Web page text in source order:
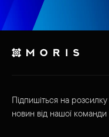
Підпишіться на
новин від нашої команди